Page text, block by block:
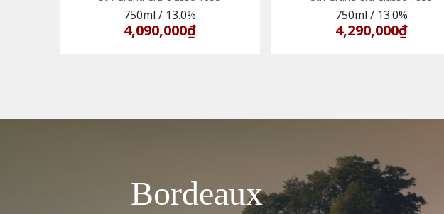
750ml / 13.0%
4,090,000₫
750ml / 13.0%
4,290,000₫
Bordeaux